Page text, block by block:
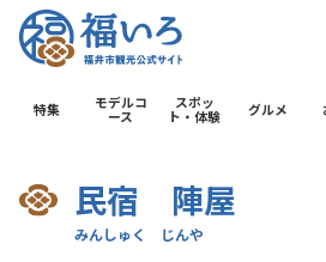
福井
特集
モデルコ
ース
スポッ
ト・体験
グルメ
民宿 陣屋